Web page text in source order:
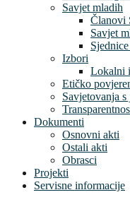
Savjet mladih
Članovi
Savjet
Izbori
Lokalni
Etičko
Savjetovanja s
Dokumenti
Osnovni akti
Ostali akti
Obrasci
Projekti
Servisne informacije